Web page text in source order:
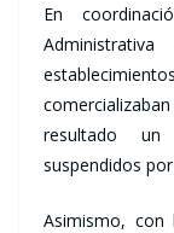
En
resultado un
suspendidos
Asimismo, con